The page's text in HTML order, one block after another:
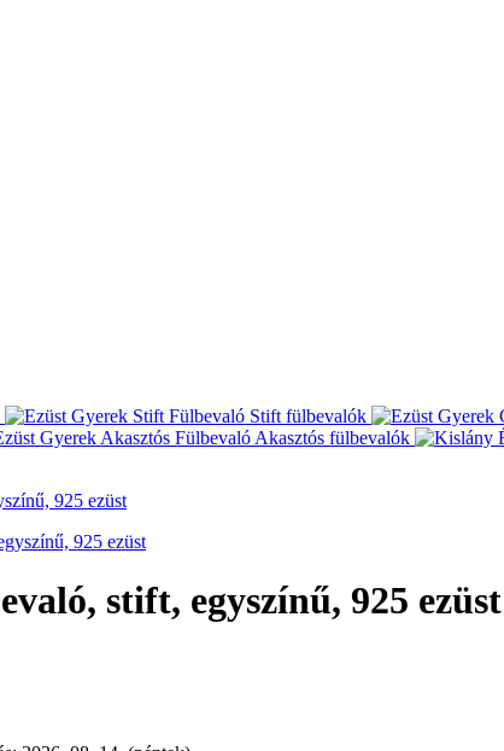
Stift fülbevalók
Akasztós fülbevalók
925 ezüst
stift, egyszínű, 925 ezüst